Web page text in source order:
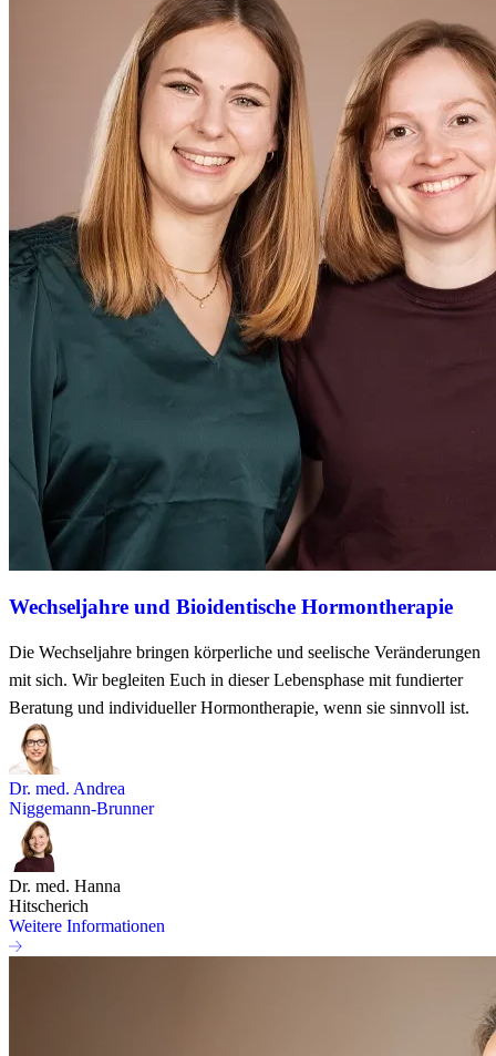
Wechseljahre und Bioidentische Hormontherapie
Die Wechseljahre bringen körperliche und seelische Veränderungen
mit sich. Wir begleiten Euch in dieser Lebensphase mit fundierter
Beratung und individueller Hormontherapie, wenn sie sinnvoll ist.
Dr. med. Andrea
Niggemann-Brunner
Dr. med. Hanna
Hitscherich
Weitere Informationen